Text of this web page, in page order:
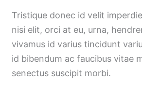
Tristique donec id velit
nisi elit, orci at eu, urna,
vivamus id varius tincidunt
id bibendum ac faucibus vitae
senectus suscipit morbi.